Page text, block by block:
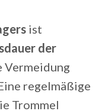
ist
der
Vermeidung
regelmäßige
Trommel